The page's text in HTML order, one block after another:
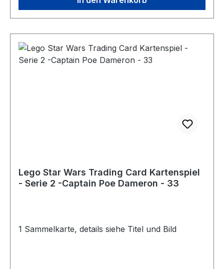
Lego Star Wars Trading Card Kartenspiel
- Serie 2 -Captain Poe Dameron - 33
1 Sammelkarte, details siehe Titel und Bild